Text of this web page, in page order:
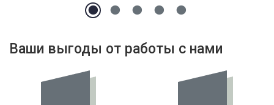
Ваши выгоды от работы с нами